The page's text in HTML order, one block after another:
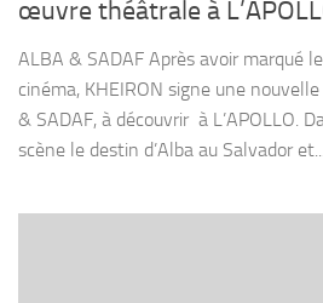
œuvre théâtrale à
ALBA & SADAF Après avoir marqué
cinéma, KHEIRON signe une
& SADAF, à découvrir à L’APOLLO.
scène le destin d’Alba au Salvador